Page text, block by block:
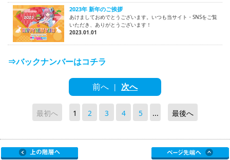
2023年 新年のご挨拶
あけましておめでとうございます。いつも当サイト・SNSをご覧
いただき、ありがとうございます！
2023.01.01
⇒バックナンバーはコチラ
前へ | 次へ
最初へ 1 2 3 4 5 ... 最後へ